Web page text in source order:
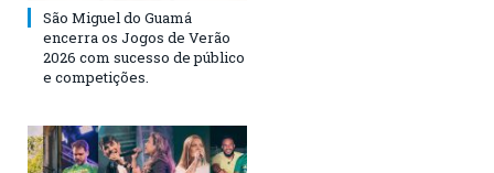
São Miguel do Guamá
encerra os Jogos de Verão
2026 com sucesso de público
e competições.